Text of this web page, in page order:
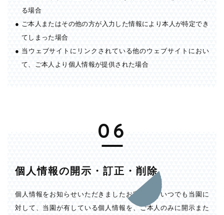
る場合
● ご本人またはその他の方が入力した情報により本人が特定でき
てしまった場合
● 当ウェブサイトにリンクされている他のウェブサイトにおい
て、ご本人より個人情報が提供された場合
06
個人情報の開示・訂正・削除
個人情報をお知らせいただきましたお客様は、いつでも当園に
対して、当園が有している個人情報を、ご本人のみに開示また